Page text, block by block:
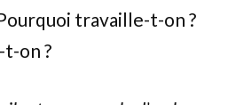
travaille-t-on ?
on ?